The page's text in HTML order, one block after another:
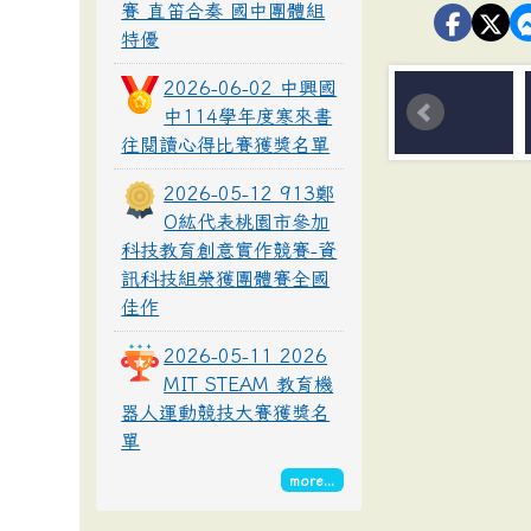
賽 直笛合奏 國中團體組
特優
2026-06-02 中興國
中114學年度寒來書
往閱讀心得比賽獲獎名單
2026-05-12 913鄭
O紘代表桃園市參加
科技教育創意實作競賽-資
訊科技組榮獲團體賽全國
佳作
2026-05-11 2026
MIT STEAM 教育機
器人運動競技大賽獲獎名
單
more...